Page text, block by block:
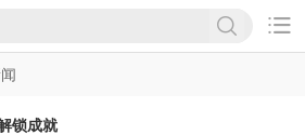

锁成就